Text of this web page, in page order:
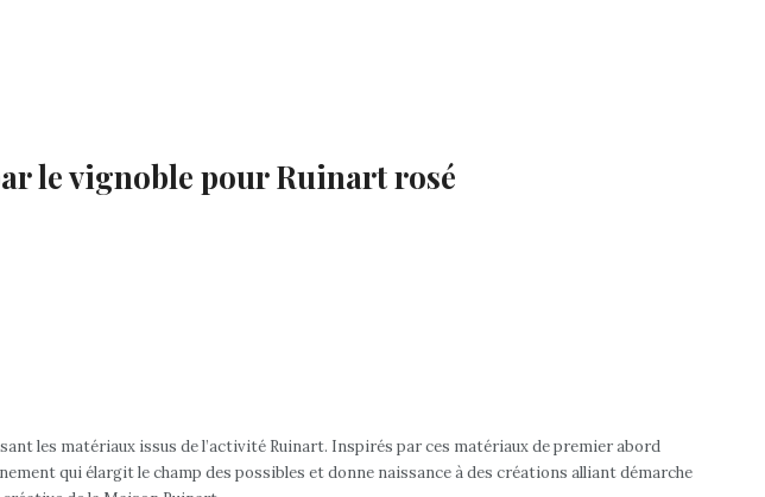
le vignoble pour Ruinart rosé
les matériaux issus de l’activité Ruinart. Inspirés par ces matériaux de premier abord
qui élargit le champ des possibles et donne naissance à des créations alliant démarche